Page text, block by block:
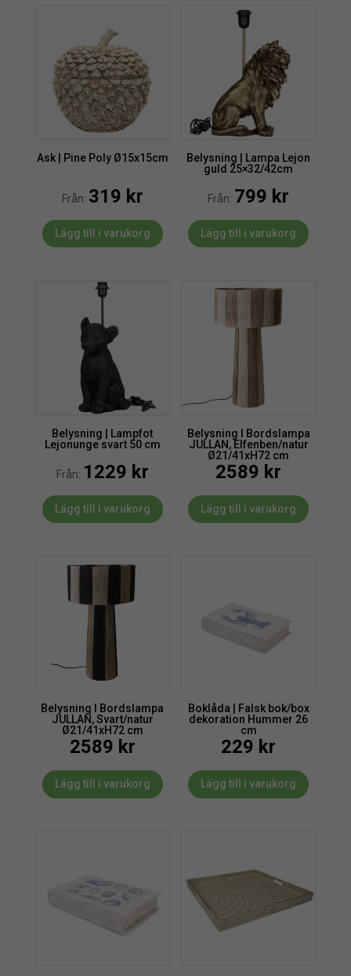
Ask | Pine Poly Ø15x15cm
Från: 319 kr
Lägg till i varukorg
Belysning | Lampa Lejon
guld 25×32/42cm
Från: 799 kr
Lägg till i varukorg
Belysning | Lampfot
Lejonunge svart 50 cm
Från: 1229 kr
Lägg till i varukorg
Belysning l Bordslampa
JULLAN, Elfenben/natur
Ø21/41xH72 cm
2589 kr
Lägg till i varukorg
Belysning l Bordslampa
JULLAN, Svart/natur
Ø21/41xH72 cm
2589 kr
Lägg till i varukorg
Boklåda | Falsk bok/box
dekoration Hummer 26
cm
229 kr
Lägg till i varukorg